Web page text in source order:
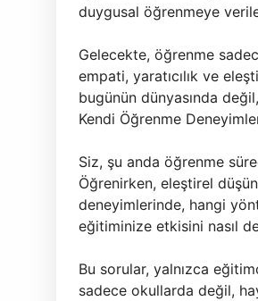
duygusal öğrenmeye
Gelecekte, öğrenme
empati, yaratıcılık ve
bugünün dünyasında
Kendi Öğrenme
Siz, şu anda öğrenme
Öğrenirken, eleştirel
deneyimlerinde, hangi
eğitiminize etkisini nasıl
Bu sorular, yalnızca
sadece okullarda değil,